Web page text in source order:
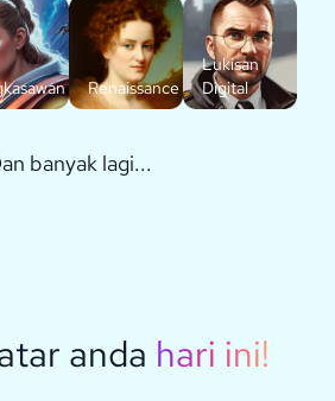
Renaissance
Lukisan
Digital
banyak lagi...
anda hari ini!